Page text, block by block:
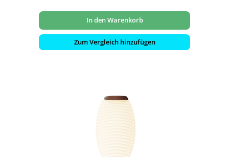
In den Warenkorb
Zum Vergleich hinzufügen